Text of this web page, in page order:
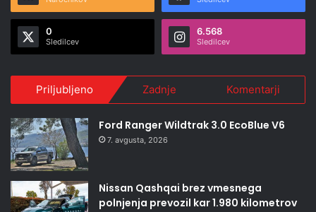
0
Sledilcev
6.568
Sledilcev
Priljubljeno Zadnje Komentarji
Ford Ranger Wildtrak 3.0 EcoBlue V6
7. avgusta, 2026
Nissan Qashqai brez vmesnega
polnjenja prevozil kar 1.980 kilometrov